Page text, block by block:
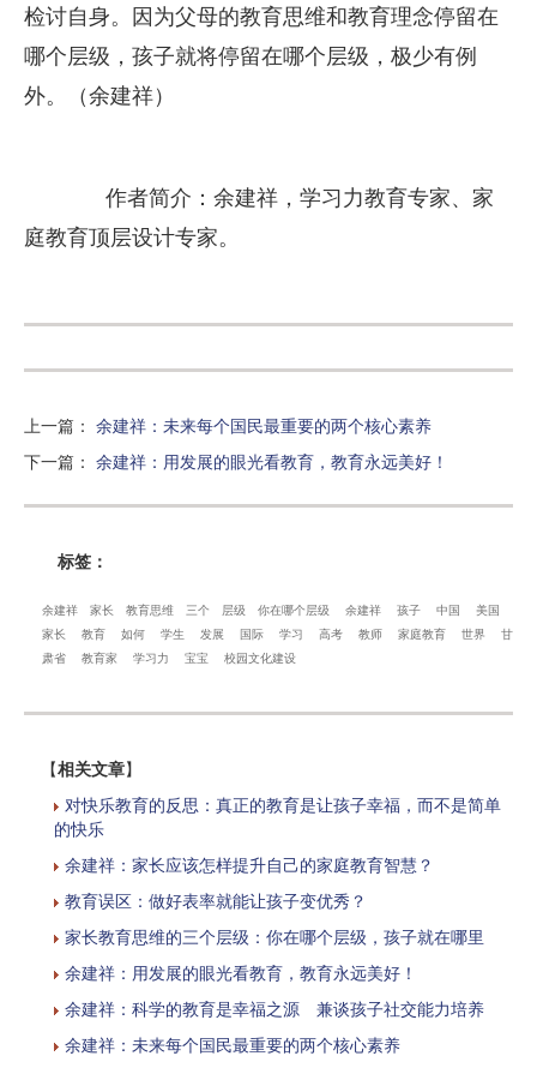
检讨自身。因为父母的教育思维和教育理念停留在
哪个层级，孩子就将停留在哪个层级，极少有例
外。（余建祥）
作者简介：余建祥，学习力教育专家、家
庭教育顶层设计专家。
上一篇 ： 余建祥：未来每个国民最重要的两个核心素养
下一篇 ： 余建祥：用发展的眼光看教育，教育永远美好！
标签：
余建祥 家长 教育思维 三个 层级 你在哪个层级 余建祥 孩子 中国
美国
家长
教育 如何 学生 发展 国际 学习 高考 教师 家庭教育 世界
甘
肃省
教育家 学习力 宝宝 校园文化建设
【相关文章】
对快乐教育的反思：真正的教育是让孩子幸福，而不是简单
的快乐
余建祥：家长应该怎样提升自己的家庭教育智慧？
教育误区：做好表率就能让孩子变优秀？
家长教育思维的三个层级：你在哪个层级，孩子就在哪里
余建祥：用发展的眼光看教育，教育永远美好！
余建祥：科学的教育是幸福之源 兼谈孩子社交能力培养
余建祥：未来每个国民最重要的两个核心素养